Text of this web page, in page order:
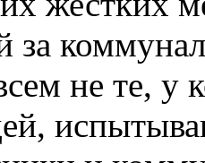
за
не те, у